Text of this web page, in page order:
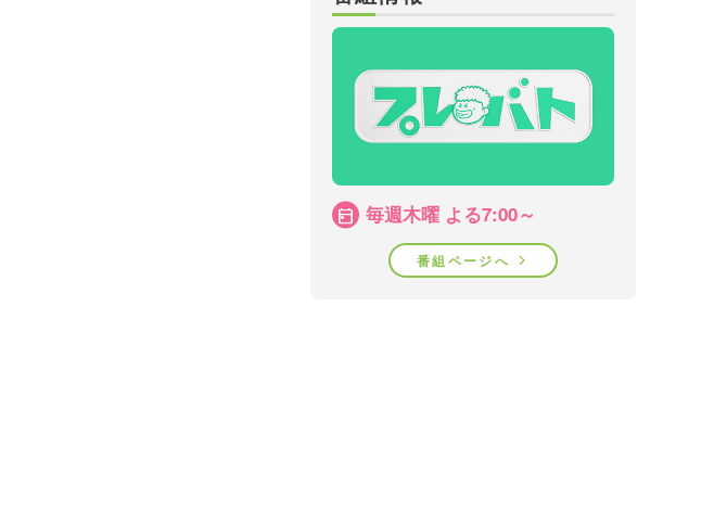
毎週木曜 よる7:00～
番組ページへ